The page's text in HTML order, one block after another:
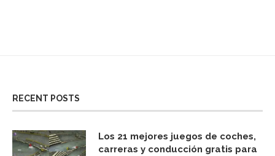
RECENT POSTS
Los 21 mejores juegos de coches,
carreras y conducción gratis para